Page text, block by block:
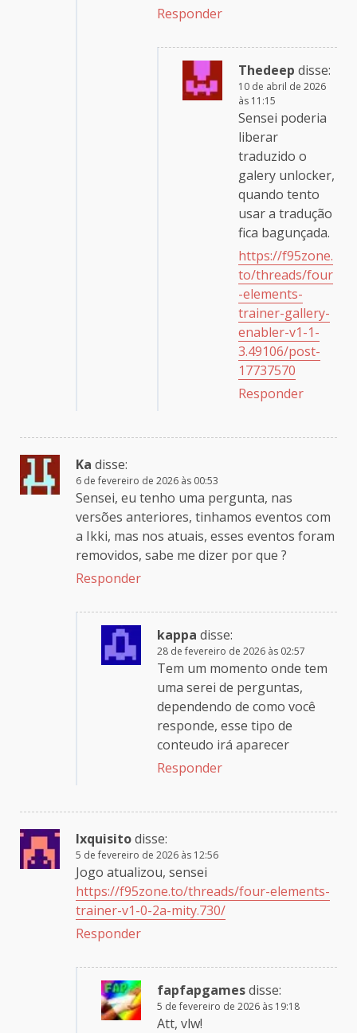
Responder
Thedeep disse:
10 de abril de 2026
às 11:15
Sensei poderia
liberar
traduzido o
galery unlocker,
quando tento
usar a tradução
fica bagunçada.
https://f95zone.
to/threads/four
-elements-
trainer-gallery-
enabler-v1-1-
3.49106/post-
17737570
Responder
Ka disse:
6 de fevereiro de 2026 às 00:53
Sensei, eu tenho uma pergunta, nas
versões anteriores, tinhamos eventos com
a Ikki, mas nos atuais, esses eventos foram
removidos, sabe me dizer por que ?
Responder
kappa disse:
28 de fevereiro de 2026 às 02:57
Tem um momento onde tem
uma serei de perguntas,
dependendo de como você
responde, esse tipo de
conteudo irá aparecer
Responder
Ixquisitodisse:
5 de fevereiro de 2026 às 12:56
Jogo atualizou, sensei
https://f95zone.to/threads/four-elements-
trainer-v1-0-2a-mity.730/
Responder
fapfapgamesdisse:
5 de fevereiro de 2026 às 19:18
Att, vlw!